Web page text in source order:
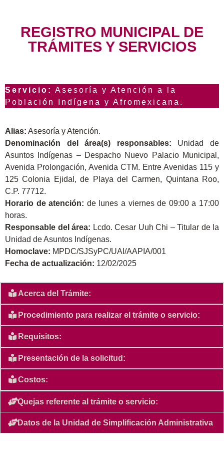
REGISTRO MUNICIPAL DE
TRÁMITES Y SERVICIOS
Servicio: Asesoría y Atención a la
Población Indígena y Afromexicana.
Alias: Asesoría y Atención.
Denominación del área(s) responsables: Unidad de
Asuntos Indígenas – Despacho Nuevo Palacio Municipal,
Avenida Prolongación, Avenida CTM. Entre Avenidas 115 y
125 Colonia Ejidal, de Playa del Carmen, Quintana Roo,
C.P. 77712.
Horario de atención: de lunes a viernes de 09:00 a 17:00
horas.
Responsable del área: Lcdo. Cesar Uuh Chi – Titular de la
Unidad de Asuntos Indígenas.
Homoclave: MPDC/SJSyPC/UAI/AAPIA/001
Fecha de actualización: 12/02/2025
Acerca del Trámite:
Procedimiento para realizar el trámite o servicio:
Requisitos:
Presentación de la solicitud:
Costos:
Quejas referente al trámite o servicio:
Datos de la Unidad de Simplificación Administrativa